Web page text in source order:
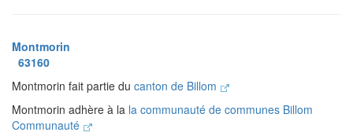
Montmorin
63160
Montmorin fait partie du canton de Billom
Montmorin adhère à la la communauté de communes Billom
Communauté